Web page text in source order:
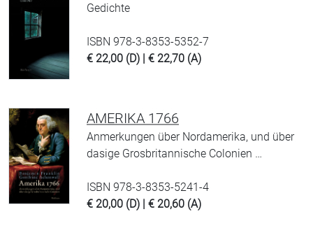
Gedichte
ISBN 978-3-8353-5352-7
€ 22,00 (D) | € 22,70 (A)
AMERIKA 1766
Anmerkungen über Nordamerika, und über
dasige Grosbritannische Colonien …
ISBN 978-3-8353-5241-4
€ 20,00 (D) | € 20,60 (A)